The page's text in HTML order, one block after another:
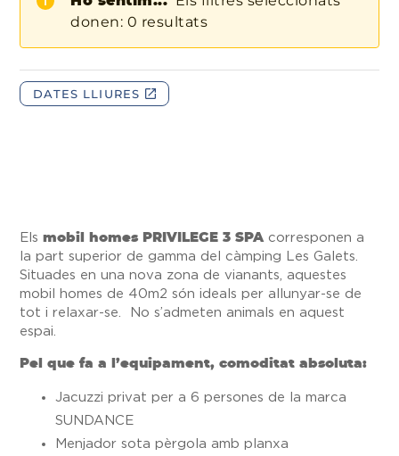
Elsmobil homes PRIVILEGE 3 SPA corresponen a
la part superior de gamma del càmping Les Galets.
Situades en una nova zona de vianants, aquestes
mobil homes de 40m2 són ideals per allunyar-se de
tot i relaxar-se. No s’admeten animals en aquest
espai.
Pel que fa a l’equipament, comoditat absoluta:
Jacuzzi privat per a 6 persones de la marca
SUNDANCE
Menjador sota pèrgola amb planxa